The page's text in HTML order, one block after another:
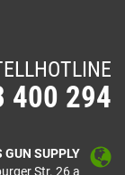
400 294
GUN SUPPLY
Str. 26 a